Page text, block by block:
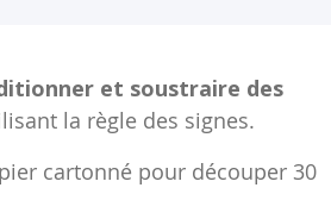
et soustraire des
la règle des signes.
cartonné pour découper 30